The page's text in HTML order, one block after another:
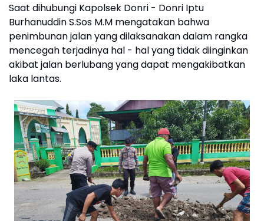
Saat dihubungi Kapolsek Donri - Donri Iptu
Burhanuddin S.Sos M.M mengatakan bahwa
penimbunan jalan yang dilaksanakan dalam rangka
mencegah terjadinya hal - hal yang tidak diinginkan
akibat jalan berlubang yang dapat mengakibatkan
laka lantas.